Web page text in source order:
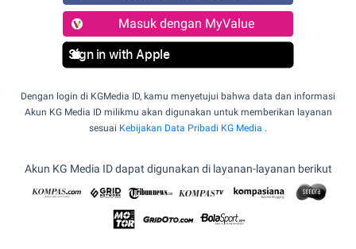
Masuk dengan MyValue
Sign in with Apple
Dengan login di KGMedia ID, kamu menyetujui bahwa data dan informasi
Akun KG Media ID milikmu akan digunakan untuk memberikan layanan
sesuai Kebijakan Data Pribadi KG Media .
Akun KG Media ID dapat digunakan di layanan-layanan berikut